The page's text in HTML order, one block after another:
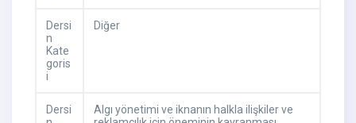
Dersi
n
Kate
goris
i
Diğer
Dersi
Algı yönetimi ve iknanın halkla ilişkiler ve